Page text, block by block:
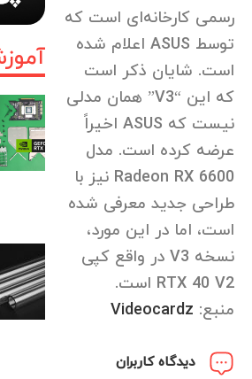
رسمی کارخانه‌ای است که
توسط ASUS اعلام شده
است. شایان ذکر است
که این “V3” همان مدلی
نیست که ASUS اخیراً
عرضه کرده است. مدل
Radeon RX 6600 نیز با
طراحی جدید معرفی شده
است، اما در این مورد،
نسخه V3 در واقع کپی
RTX 40 V2 است.
منبع: Videocardz
دیدگاه کاربران